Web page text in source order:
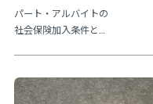
パート・アルバイトの
社会保険加入条件と
説